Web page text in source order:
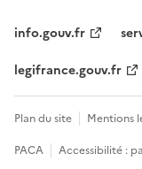
info.gouv.fr
legifrance.gouv.fr
Plan du site Mentions
PACA
Accessibilité :